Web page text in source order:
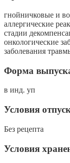
гнойничковые и
аллергические
стадии
онкологические
заболевания
Форма
в инд. уп
Условия
Без рецепта
Условия